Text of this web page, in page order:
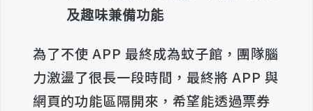
及趣味兼備功能
為了不使 APP 最終成為蚊子館，團隊腦
力激盪了很長一段時間，最終將 APP 與
網頁的功能區隔開來，希望能透過票券